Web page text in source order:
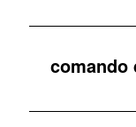
comando